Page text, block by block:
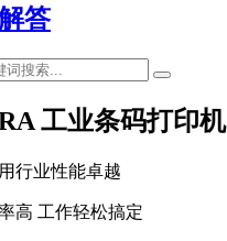
答
工业条码打印机
行业性能卓越
高 工作轻松搞定